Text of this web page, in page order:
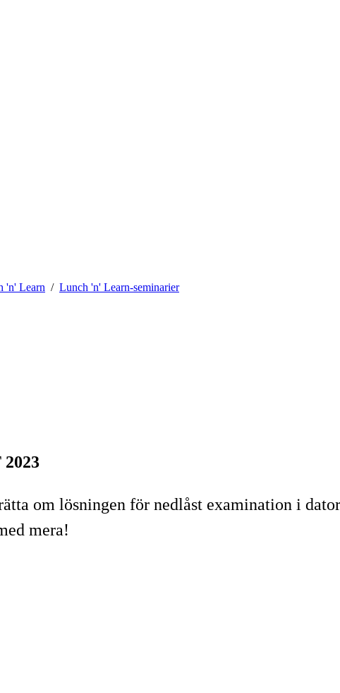
'n' Learn Lunch 'n' Learn-seminarier
om lösningen för nedlåst examination i
mera!